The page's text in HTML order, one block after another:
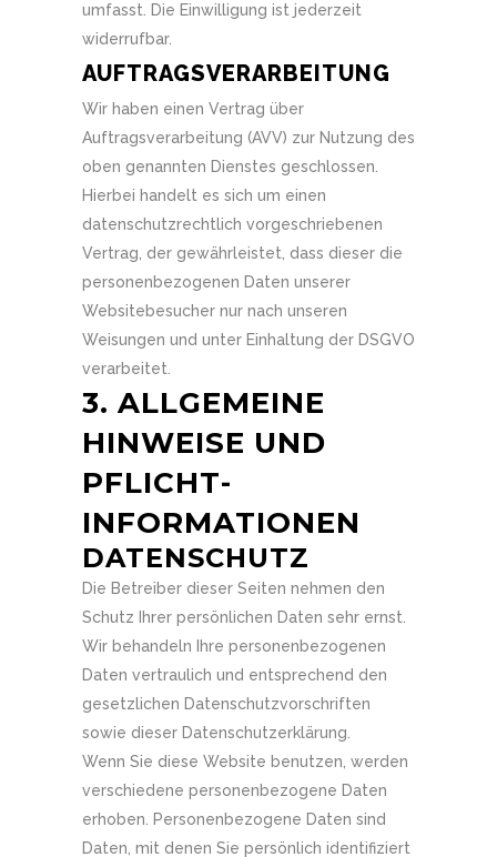
umfasst. Die Einwilligung ist jederzeit
widerrufbar.
AUFTRAGSVERARBEITUNG
Wir haben einen Vertrag über
Auftragsverarbeitung (AVV) zur Nutzung des
oben genannten Dienstes geschlossen.
Hierbei handelt es sich um einen
datenschutzrechtlich vorgeschriebenen
Vertrag, der gewährleistet, dass dieser die
personenbezogenen Daten unserer
Websitebesucher nur nach unseren
Weisungen und unter Einhaltung der DSGVO
verarbeitet.
3. ALLGEMEINE
HINWEISE UND
PFLICHT­
INFORMATIONEN
DATENSCHUTZ
Die Betreiber dieser Seiten nehmen den
Schutz Ihrer persönlichen Daten sehr ernst.
Wir behandeln Ihre personenbezogenen
Daten vertraulich und entsprechend den
gesetzlichen Datenschutzvorschriften
sowie dieser Datenschutzerklärung.
Wenn Sie diese Website benutzen, werden
verschiedene personenbezogene Daten
erhoben. Personenbezogene Daten sind
Daten, mit denen Sie persönlich identifiziert